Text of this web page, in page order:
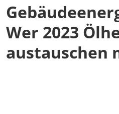
Wer 2023
austauschen